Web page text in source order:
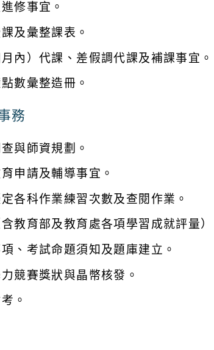
修事宜。
及彙整課表。
內）代課、差假調代課及補課事宜。
數彙整造冊。
務
與師資規劃。
申請及輔導事宜。
各科作業練習次數及查閱作業。
教育部及教育處各項學習成就評量
、考試命題須知及題庫建立。
競賽獎狀與晶幣核發。
。